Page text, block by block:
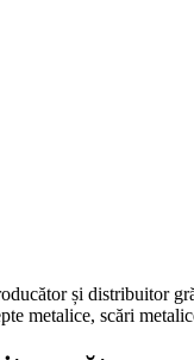
și distribuitor